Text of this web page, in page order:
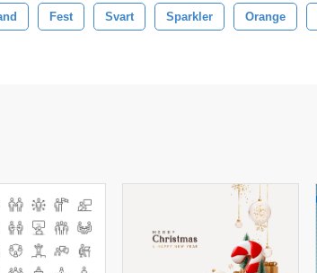
Fest Svart Sparkler Orange